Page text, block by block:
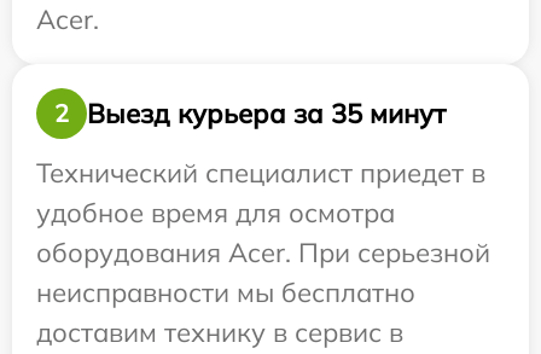
Acer.
2
Выезд курьера за 35 минут
Технический специалист приедет в
удобное время для осмотра
оборудования Acer. При серьезной
неисправности мы бесплатно
доставим технику в сервис в